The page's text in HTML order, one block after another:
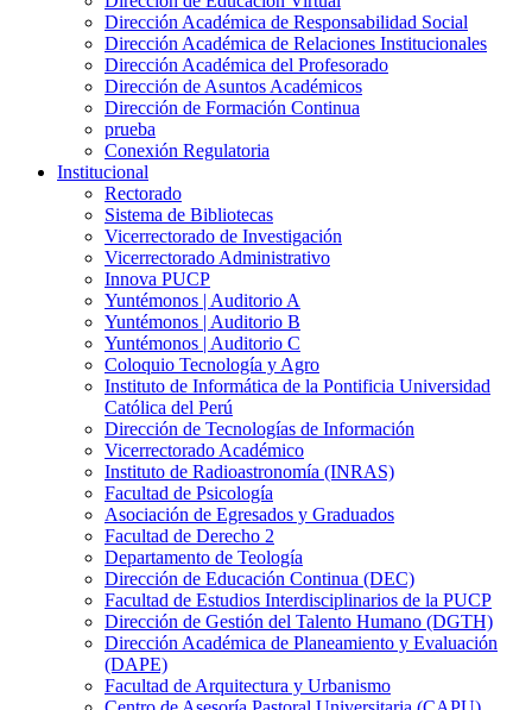
Dirección Académica de Responsabilidad Social
Dirección Académica de Relaciones Institucionales
Dirección Académica del Profesorado
Dirección de Asuntos Académicos
Dirección de Formación Continua
prueba
Conexión Regulatoria
Institucional
Rectorado
Sistema de Bibliotecas
Vicerrectorado de Investigación
Vicerrectorado Administrativo
Innova PUCP
Yuntémonos | Auditorio A
Yuntémonos | Auditorio B
Yuntémonos | Auditorio C
Coloquio Tecnología y Agro
Instituto de Informática de la Pontificia Universidad
Católica del Perú
Dirección de Tecnologías de Información
Vicerrectorado Académico
Instituto de Radioastronomía (INRAS)
Facultad de Psicología
Asociación de Egresados y Graduados
Facultad de Derecho 2
Departamento de Teología
Dirección de Educación Continua (DEC)
Facultad de Estudios Interdisciplinarios de la PUCP
Dirección de Gestión del Talento Humano (DGTH)
Dirección Académica de Planeamiento y Evaluación
(DAPE)
Facultad de Arquitectura y Urbanismo